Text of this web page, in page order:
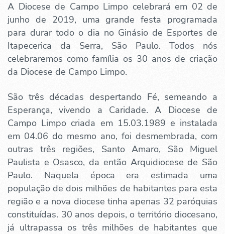
A Diocese de Campo Limpo celebrará em 02 de
junho de 2019, uma grande festa programada
para durar todo o dia no Ginásio de Esportes de
Itapecerica da Serra, São Paulo. Todos nós
celebraremos como família os 30 anos de criação
da Diocese de Campo Limpo.
São três décadas despertando Fé, semeando a
Esperança, vivendo a Caridade. A Diocese de
Campo Limpo criada em 15.03.1989 e instalada
em 04.06 do mesmo ano, foi desmembrada, com
outras três regiões, Santo Amaro, São Miguel
Paulista e Osasco, da então Arquidiocese de São
Paulo. Naquela época era estimada uma
população de dois milhões de habitantes para esta
região e a nova diocese tinha apenas 32 paróquias
constituídas. 30 anos depois, o território diocesano,
já ultrapassa os três milhões de habitantes que